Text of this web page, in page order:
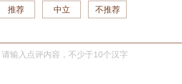
推荐 中立 不推荐
请输入点评内容，不少于10个汉字